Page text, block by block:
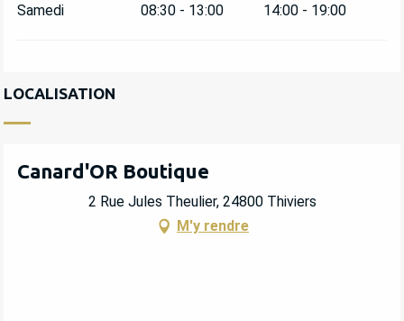
Samedi 08:30 - 13:00 14:00 - 19:00
LOCALISATION
Canard'OR Boutique
2 Rue Jules Theulier, 24800 Thiviers
M'y rendre